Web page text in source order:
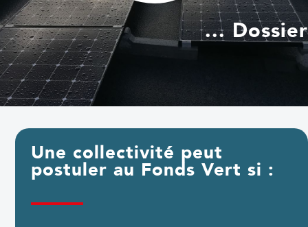
... Dossier
Une collectivité peut
postuler au Fonds Vert si :